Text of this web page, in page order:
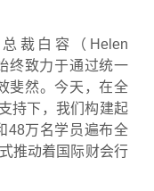
裁白容（ Helen
终致力于通过统一
斐然。今天，在全
持下，我们构建起
48万名学员遍布全
推动着国际财会行